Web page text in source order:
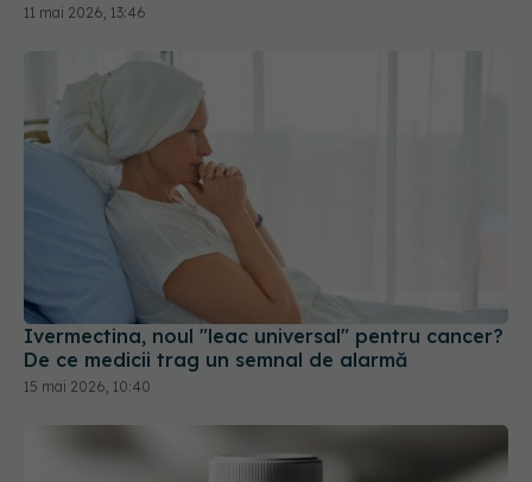
11 mai 2026, 13:46
Ivermectina, noul "leac universal" pentru cancer?
De ce medicii trag un semnal de alarmă
15 mai 2026, 10:40